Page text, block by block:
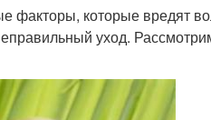
факторы, которые вредят
уход.